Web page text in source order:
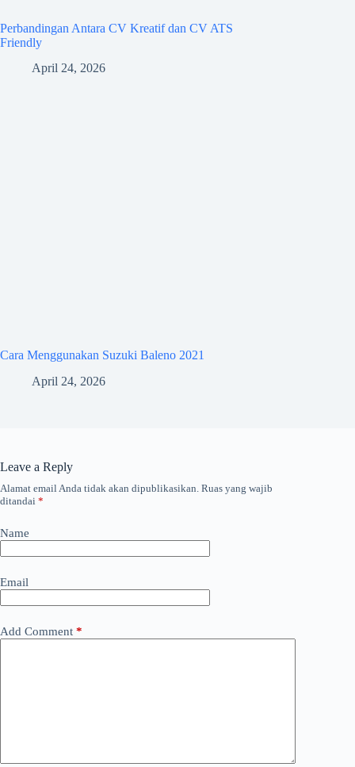
Perbandingan Antara CV Kreatif dan CV ATS
Friendly
April 24, 2026
Cara Menggunakan Suzuki Baleno 2021
April 24, 2026
Leave a Reply
Alamat email Anda tidak akan dipublikasikan. Ruas yang wajib
ditandai *
Name
Email
Add Comment *